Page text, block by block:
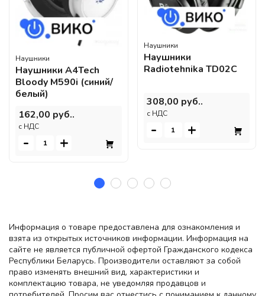
Наушники
Наушники A4Tech
Bloody M590i (синий/
белый)
162,00 руб..
c НДС
- +
Наушники
Наушники
Radiotehnika TD02C
308,00 руб..
c НДС
- +
Информация о товаре предоставлена для ознакомления и
взята из открытых источников информации. Информация на
сайте не является публичной офертой Гражданского кодекса
Республики Беларусь. Производители оставляют за собой
право изменять внешний вид, характеристики и
комплектацию товара, не уведомляя продавцов и